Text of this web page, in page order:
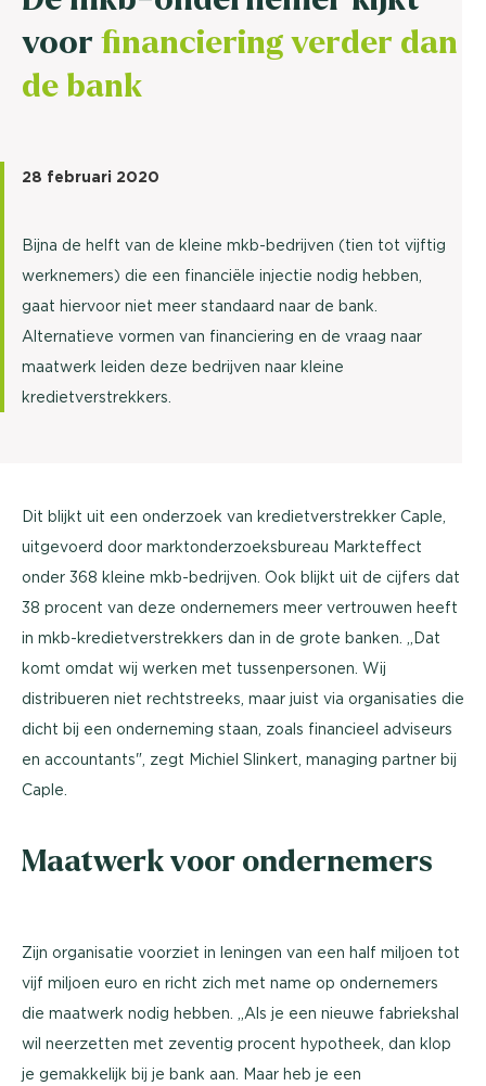
voor financiering verder dan
de bank
28 februari 2020
Bijna de helft van de kleine mkb-bedrijven (tien tot vijftig
werknemers) die een financiële injectie nodig hebben,
gaat hiervoor niet meer standaard naar de bank.
Alternatieve vormen van financiering en de vraag naar
maatwerk leiden deze bedrijven naar kleine
kredietverstrekkers.
Dit blijkt uit een onderzoek van kredietverstrekker Caple,
uitgevoerd door marktonderzoeksbureau Markteffect
onder 368 kleine mkb-bedrijven. Ook blijkt uit de cijfers dat
38 procent van deze ondernemers meer vertrouwen heeft
in mkb-kredietverstrekkers dan in de grote banken. ,,Dat
komt omdat wij werken met tussenpersonen. Wij
distribueren niet rechtstreeks, maar juist via organisaties die
dicht bij een onderneming staan, zoals financieel adviseurs
en accountants", zegt Michiel Slinkert, managing partner bij
Caple.
Maatwerk voor ondernemers
Zijn organisatie voorziet in leningen van een half miljoen tot
vijf miljoen euro en richt zich met name op ondernemers
die maatwerk nodig hebben. ,,Als je een nieuwe fabriekshal
wil neerzetten met zeventig procent hypotheek, dan klop
je gemakkelijk bij je bank aan. Maar heb je een